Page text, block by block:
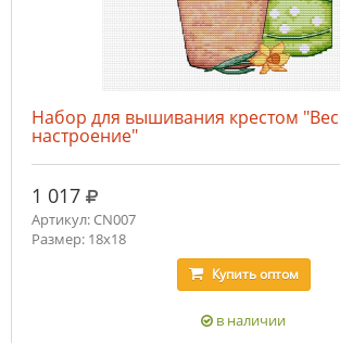
Набор для вышивания крестом
настроение"
1 017 руб.
Артикул: CN007
Размер: 18х18
Купитьоптом
в наличии